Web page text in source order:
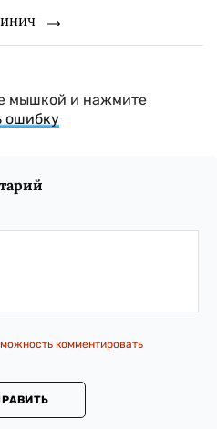
мышкой и нажмите
ошибку
комментировать